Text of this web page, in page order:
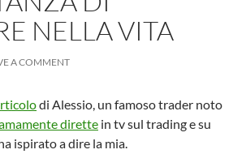
NELLA VITA
A COMMENT
di Alessio, un famoso trader noto
dirette in tv sul trading e su
ispirato a dire la mia.